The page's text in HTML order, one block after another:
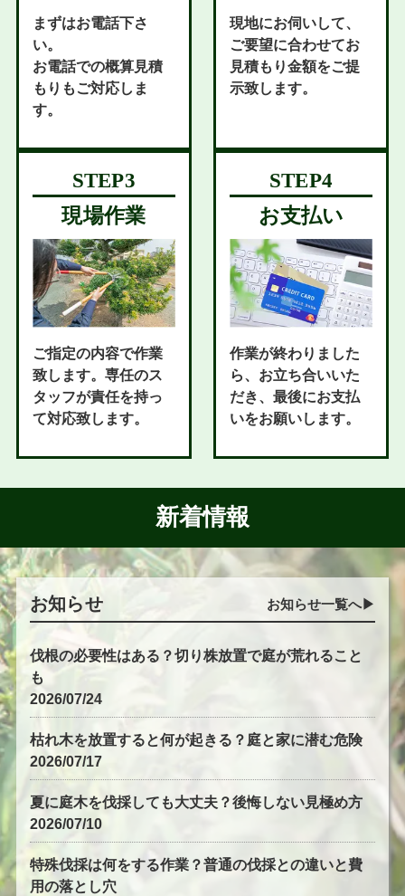
まずはお電話下さ
い。
お電話での概算見積
もりもご対応しま
す。
現地にお伺いして、
ご要望に合わせてお
見積もり金額をご提
示致します。
現場作業
ご指定の内容で作業
致します。専任のス
タッフが責任を持っ
て対応致します。
お支払い
作業が終わりました
ら、お立ち合いいた
だき、最後にお支払
いをお願いします。
新着情報
お知らせ お知らせ一覧へ▶︎
伐根の必要性はある？切り株放置で庭が荒れること
も
2026/07/24
枯れ木を放置すると何が起きる？庭と家に潜む危険
2026/07/17
夏に庭木を伐採しても大丈夫？後悔しない見極め方
2026/07/10
特殊伐採は何をする作業？普通の伐採との違いと費
用の落とし穴